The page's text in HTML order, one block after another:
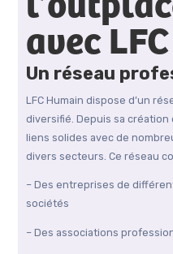
avec
Un réseau
LFC Humain dispose d’un
diversifié. Depuis sa création
liens solides avec de
divers secteurs. Ce réseau
– Des entreprises de
sociétés
– Des associations